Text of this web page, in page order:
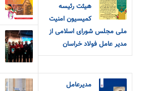
هیئت رئیسه
کمیسیون امنیت
ملی مجلس شورای اسلامی از
مدیر عامل فولاد خراسان
مدیرعامل